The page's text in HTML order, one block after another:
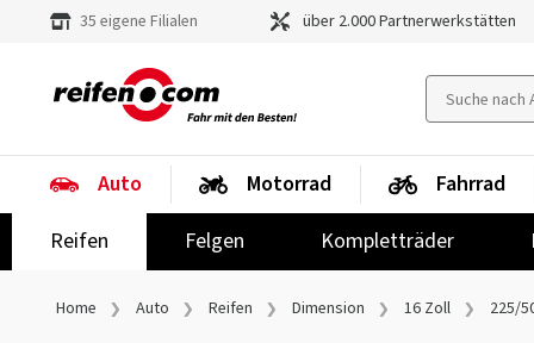
35 eigene Filialen über 2.000 Partnerwerkstätten
Auto
Reifen
Felgen Kompletträder
Motorrad Fahrrad
Home Auto Reifen Dimension 16 Zoll 225/